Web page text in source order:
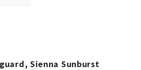
Sienna Sunburst